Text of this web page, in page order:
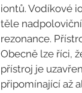
iontů. Vodíkové
těle
rezonance.
Obecně lze říci,
přístroj je
připomínající až